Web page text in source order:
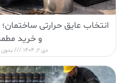
انتخاب عایق حرارتی
و خرید
دی 2, 1404 بدون